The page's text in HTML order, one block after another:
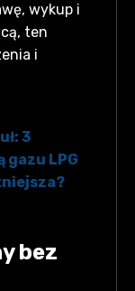
wykup i
ten
i
3
LPG
bez